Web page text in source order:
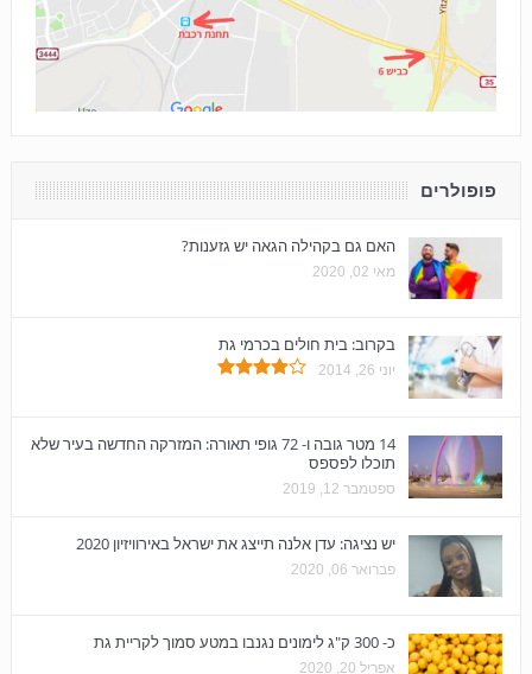
פופולרים
האם גם בקהילה הגאה יש גזענות?
מאי 02, 2020
בקרוב: בית חולים בכרמי גת
יוני 26, 2014
14 מטר גובה ו- 72 גופי תאורה: המזרקה החדשה בעיר שלא
תוכלו לפספס
ספטמבר 12, 2019
יש נציגה: עדן אלנה תייצג את ישראל באירוויזיון 2020
פברואר 06, 2020
כ- 300 ק"ג לימונים נגנבו במטע סמוך לקריית גת
אפריל 20, 2020